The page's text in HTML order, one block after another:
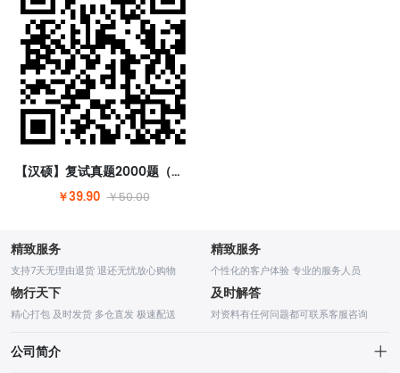
【汉硕】复试真题2000题（含答案）【请扫码购买】
￥39.90 ￥50.00
精致服务
支持7天无理由退货 退还无忧放心购物
精致服务
个性化的客户体验 专业的服务人员
物行天下
精心打包 及时发货 多仓直发 极速配送
及时解答
对资料有任何问题都可联系客服咨询
公司简介